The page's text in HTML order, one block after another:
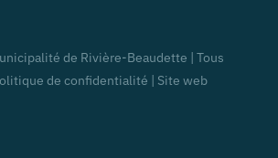
de Rivière-Beaudette | Tous
de confidentialité | Site web